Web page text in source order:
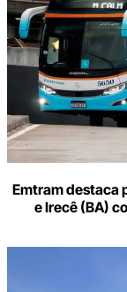
Emtram destaca
e Irecê (BA)
mail